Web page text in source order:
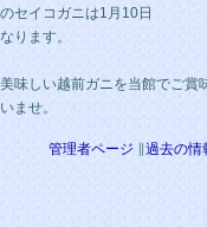
セイコガニは1月10日
ります。
味しい越前ガニを当館でご賞
ませ。
管理者ページ 過去の情